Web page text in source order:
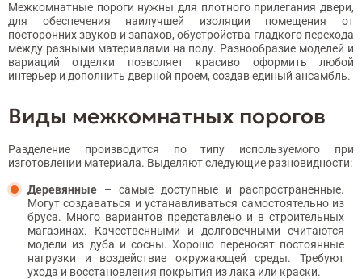
Межкомнатные пороги нужны для плотного прилегания двери,
для обеспечения наилучшей изоляции помещения от
посторонних звуков и запахов, обустройства гладкого перехода
между разными материалами на полу. Разнообразие моделей и
вариаций отделки позволяет красиво оформить любой
интерьер и дополнить дверной проем, создав единый ансамбль.
Виды межкомнатных порогов
Разделение производится по типу используемого при
изготовлении материала. Выделяют следующие разновидности:
Деревянные – самые доступные и распространенные.
Могут создаваться и устанавливаться самостоятельно из
бруса. Много вариантов представлено и в строительных
магазинах. Качественными и долговечными считаются
модели из дуба и сосны. Хорошо переносят постоянные
нагрузки и воздействие окружающей среды. Требуют
ухода и восстановления покрытия из лака или краски.